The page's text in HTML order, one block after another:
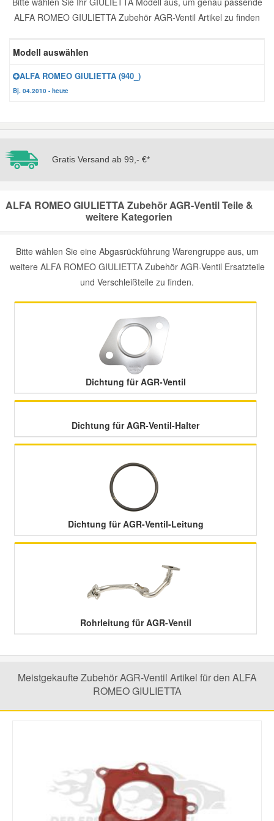
ALFA ROMEO GIULIETTA Zubehör AGR-Ventil Artikel zu finden
Modell auswählen
ALFA ROMEO GIULIETTA (940_)
Bj. 04.2010 - heute
Gratis Versand ab 99,- €*
ALFA ROMEO GIULIETTA Zubehör AGR-Ventil Teile &
weitere Kategorien
Bitte wählen Sie eine Abgasrückführung Warengruppe aus, um
weitere ALFA ROMEO GIULIETTA Zubehör AGR-Ventil Ersatzteile
und Verschleißteile zu finden.
Dichtung für AGR-Ventil
Dichtung für AGR-Ventil-Halter
Dichtung für AGR-Ventil-Leitung
Rohrleitung für AGR-Ventil
Meistgekaufte Zubehör AGR-Ventil Artikel für den ALFA
ROMEO GIULIETTA
Reparatur-Zubehör
Karosserie Werkzeug
Schlüsselgehäuse
Werkstattbedarf
Winter-Autozubehör
Daewoo Ersatzteile
Daihatsu Ersatzteile
Dodge Ersatzteile
Honda Ersatzteile
Hyundai Ersatzteile
Lancia Ersatzteile
Mazda Ersatzteile
Mercedes Ersatzteile
Mitsubishi Ersatzteile
Nissan Ersatzteile
Porsche Ersatzteile
Skoda Ersatzteile
Vauxhall Ersatzteile